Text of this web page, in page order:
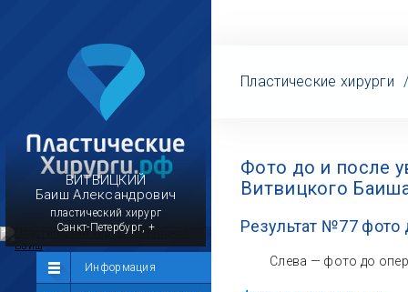
ВИТВИЦКИЙ
Баиш Александрович
пластический хирург
Санкт-Петербург, +
Информация
Сообщество
Пластические хирурги
Фото до и после
Витвицкого
Результат №77 фото
Слева — фото до